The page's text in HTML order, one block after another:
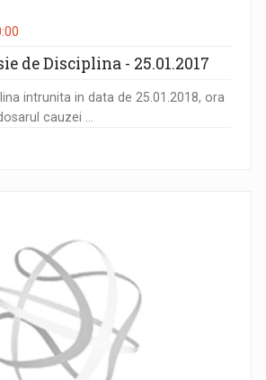
de Disciplina - 25.01.2017
intrunita in data de 25.01.2018, ora
cauzei ...